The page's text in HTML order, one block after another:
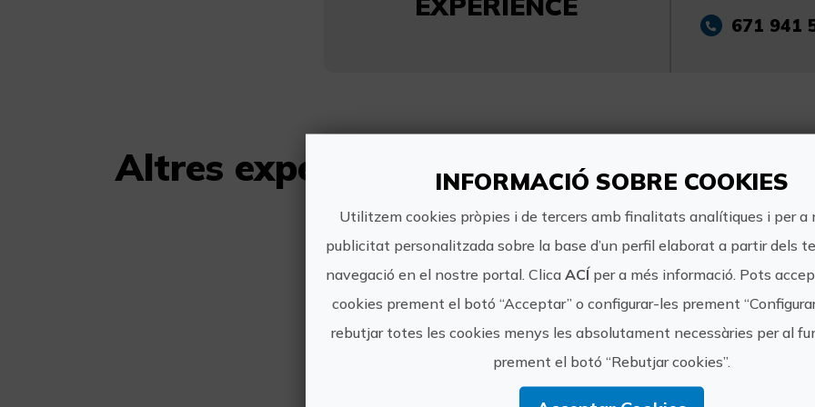
671 941
Altres experiències de ALCOSSEBRE
Gaudeix d’una estada de somni en
INFORMACIÓ SOBRE COOKIES
Utilitzem cookies pròpies i de tercers amb finalitats analítiques i per a
publicitat personalitzada sobre la base d’un perfil elaborat a partir dels
navegació en el nostre portal. Clica ACÍper a més informació. Pots
cookies prement el botó “Acceptar” o configurar-les prement
rebutjar totes les cookies menys les absolutament necessàries per al
prement el botó “Rebutjar cookies”.